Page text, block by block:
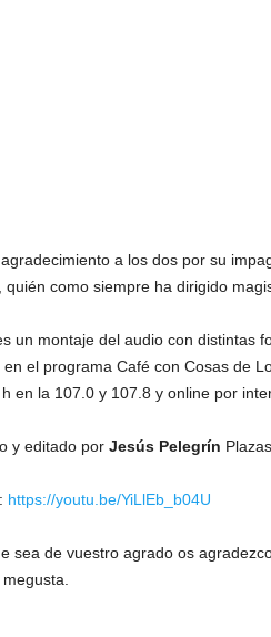
a los dos por su
quién como siempre ha dirigido
un montaje del audio con distintas
el programa Café con Cosas de
en la 107.0 y 107.8 y online por
y editado por Jesús Pelegrín
https://youtu.be/YiLlEb_b04U
sea de vuestro agrado os